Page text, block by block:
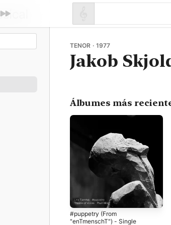
TENOR · 1977
Jakob
Álbumes más
#puppetry (From
"enTmenschT") - Single